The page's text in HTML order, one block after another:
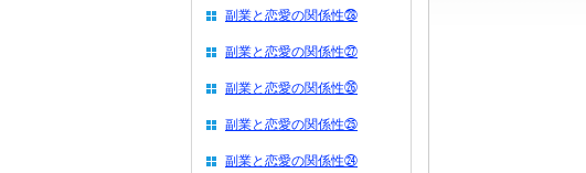
副業と恋愛の関係性㉘
副業と恋愛の関係性㉗
副業と恋愛の関係性㉖
副業と恋愛の関係性㉕
副業と恋愛の関係性㉔